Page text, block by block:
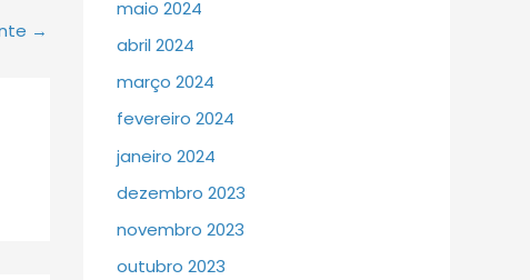
→
maio 2024
abril 2024
março 2024
fevereiro 2024
janeiro 2024
dezembro 2023
novembro 2023
outubro 2023